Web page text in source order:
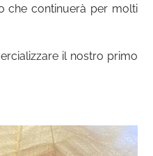
che continuerà per molti
il nostro primo